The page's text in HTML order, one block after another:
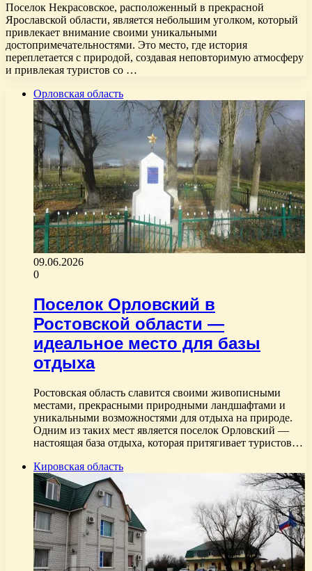
Поселок Некрасовское, расположенный в прекрасной
Ярославской области, является небольшим уголком, который
привлекает внимание своими уникальными
достопримечательностями. Это место, где история
переплетается с природой, создавая неповторимую атмосферу
и привлекая туристов со …
Орловская область
09.06.2026
0
Поселок Орловский в
Ростовской области —
идеальное место для базы
отдыха
Ростовская область славится своими живописными
местами, прекрасными природными ландшафтами и
уникальными возможностями для отдыха на природе.
Одним из таких мест является поселок Орловский —
настоящая база отдыха, которая притягивает туристов…
Кировская область